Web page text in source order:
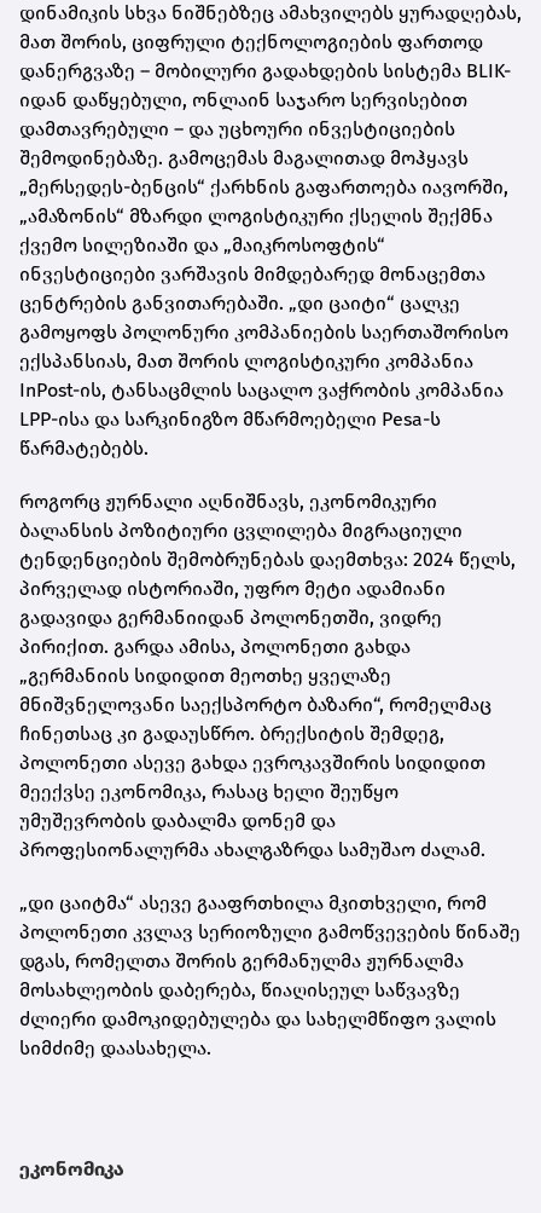
დინამიკის სხვა ნიშნებზეც ამახვილებს ყურადღებას,
მათ შორის, ციფრული ტექნოლოგიების ფართოდ
დანერგვაზე – მობილური გადახდების სისტემა BLIK-
იდან დაწყებული, ონლაინ საჯარო სერვისებით
დამთავრებული – და უცხოური ინვესტიციების
შემოდინებაზე. გამოცემას მაგალითად მოჰყავს
„მერსედეს-ბენცის“ ქარხნის გაფართოება იავორში,
„ამაზონის“ მზარდი ლოგისტიკური ქსელის შექმნა
ქვემო სილეზიაში და „მაიკროსოფტის“
ინვესტიციები ვარშავის მიმდებარედ მონაცემთა
ცენტრების განვითარებაში. „დი ცაიტი“ ცალკე
გამოყოფს პოლონური კომპანიების საერთაშორისო
ექსპანსიას, მათ შორის ლოგისტიკური კომპანია
InPost-ის, ტანსაცმლის საცალო ვაჭრობის კომპანია
LPP-ისა და სარკინიგზო მწარმოებელი Pesa-ს
წარმატებებს.
როგორც ჟურნალი აღნიშნავს, ეკონომიკური
ბალანსის პოზიტიური ცვლილება მიგრაციული
ტენდენციების შემობრუნებას დაემთხვა: 2024 წელს,
პირველად ისტორიაში, უფრო მეტი ადამიანი
გადავიდა გერმანიიდან პოლონეთში, ვიდრე
პირიქით. გარდა ამისა, პოლონეთი გახდა
„გერმანიის სიდიდით მეოთხე ყველაზე
მნიშვნელოვანი საექსპორტო ბაზარი“, რომელმაც
ჩინეთსაც კი გადაუსწრო. ბრექსიტის შემდეგ,
პოლონეთი ასევე გახდა ევროკავშირის სიდიდით
მეექვსე ეკონომიკა, რასაც ხელი შეუწყო
უმუშევრობის დაბალმა დონემ და
პროფესიონალურმა ახალგაზრდა სამუშაო ძალამ.
„დი ცაიტმა“ ასევე გააფრთხილა მკითხველი, რომ
პოლონეთი კვლავ სერიოზული გამოწვევების წინაშე
დგას, რომელთა შორის გერმანულმა ჟურნალმა
მოსახლეობის დაბერება, წიაღისეულ საწვავზე
ძლიერი დამოკიდებულება და სახელმწიფო ვალის
სიმძიმე დაასახელა.
ეკონომიკა